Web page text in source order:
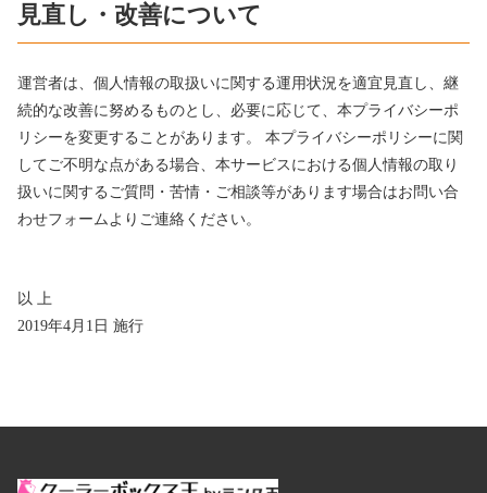
見直し・改善について
運営者は、個人情報の取扱いに関する運用状況を適宜見直し、継
続的な改善に努めるものとし、必要に応じて、本プライバシーポ
リシーを変更することがあります。 本プライバシーポリシーに関
してご不明な点がある場合、本サービスにおける個人情報の取り
扱いに関するご質問・苦情・ご相談等があります場合はお問い合
わせフォームよりご連絡ください。
以 上
2019年4月1日 施行